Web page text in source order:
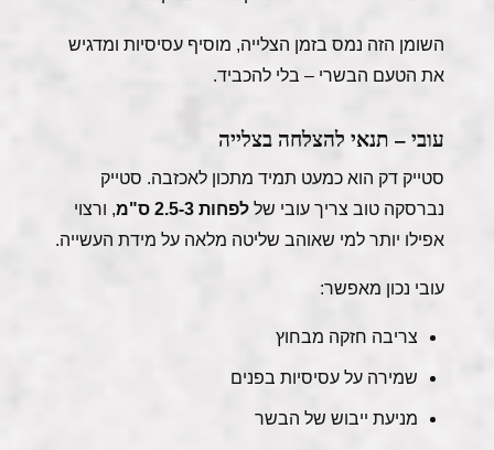
השומן הזה נמס בזמן הצלייה, מוסיף עסיסיות ומדגיש
את הטעם הבשרי – בלי להכביד.
עובי – תנאי להצלחה בצלייה
סטייק דק הוא כמעט תמיד מתכון לאכזבה. סטייק
נברסקה טוב צריך עובי של לפחות 2.5-3 ס"מ
, ורצוי
אפילו יותר למי שאוהב שליטה מלאה על מידת העשייה.
עובי נכון מאפשר:
צריבה חזקה מבחוץ
שמירה על עסיסיות בפנים
מניעת ייבוש של הבשר